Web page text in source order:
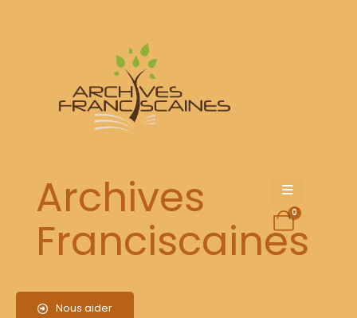
Archives
Franciscaines
Nous aider
0
Festival "Brother Sun", du 28 au 31 août 2025
En savoir +